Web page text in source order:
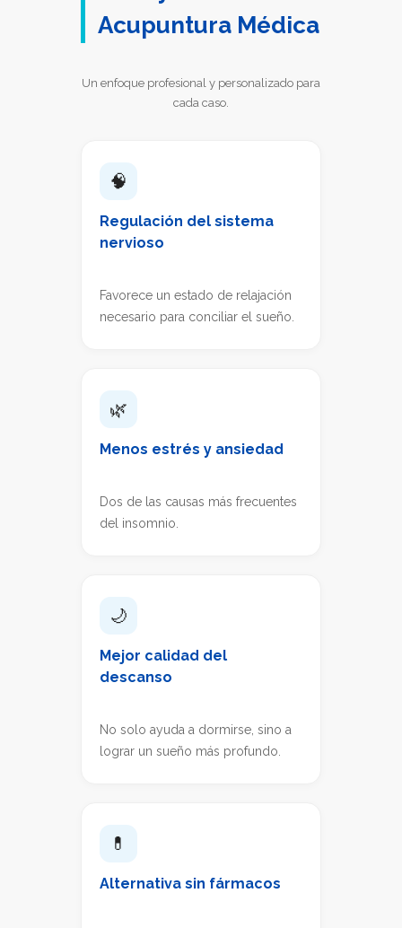
Acupuntura Médica
Un enfoque profesional y personalizado para
cada caso.
🧠
Regulación del sistema
nervioso
Favorece un estado de relajación
necesario para conciliar el sueño.
🌿
Menos estrés y ansiedad
Dos de las causas más frecuentes
del insomnio.
🌙
Mejor calidad del
descanso
No solo ayuda a dormirse, sino a
lograr un sueño más profundo.
💊
Alternativa sin fármacos